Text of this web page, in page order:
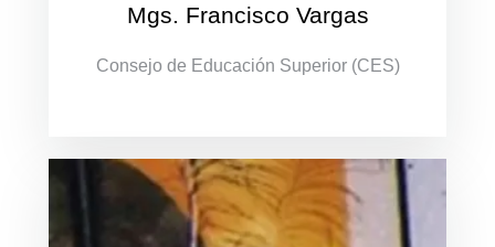
Mgs. Francisco Vargas
Consejo de Educación Superior (CES)